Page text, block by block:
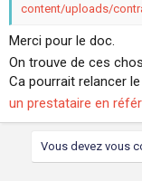
content/uploads/
Merci pour le doc.
On trouve de ces
Ca pourrait relancer
un prestataire en
Vous devez vous